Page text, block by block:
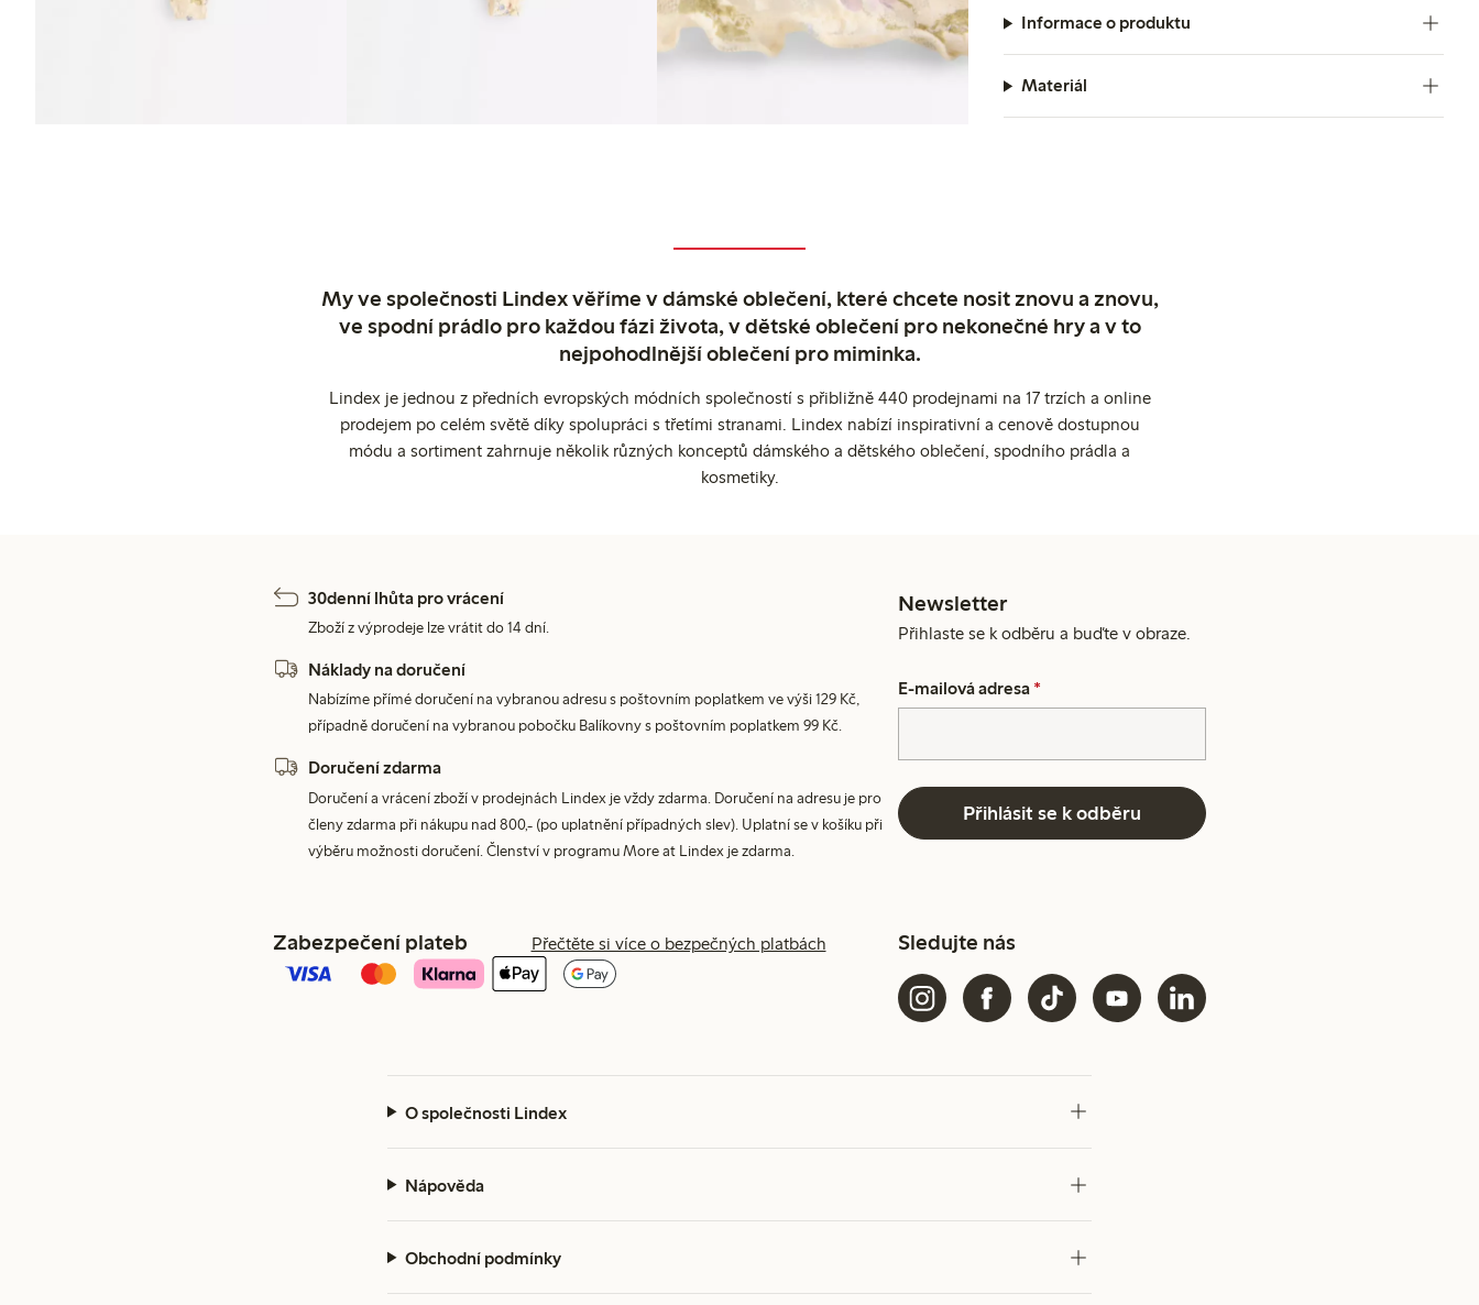
Informace o produktu
Materiál
My ve společnosti Lindex věříme v dámské oblečení, které chcete nosit znovu a znovu,
ve spodní prádlo pro každou fázi života, v dětské oblečení pro nekonečné hry a v to
nejpohodlnější oblečení pro miminka.
Lindex je jednou z předních evropských módních společností s přibližně 440 prodejnami na 17 trzích a online
prodejem po celém světě díky spolupráci s třetími stranami. Lindex nabízí inspirativní a cenově dostupnou
módu a sortiment zahrnuje několik různých konceptů dámského a dětského oblečení, spodního prádla a
kosmetiky.
30denní lhůta pro vrácení
Zboží z výprodeje lze vrátit do 14 dní.
Náklady na doručení
Nabízíme přímé doručení na vybranou adresu s poštovním poplatkem ve výši 129 Kč,
případně doručení na vybranou pobočku Balíkovny s poštovním poplatkem 99 Kč.
Doručení zdarma
Doručení a vrácení zboží v prodejnách Lindex je vždy zdarma. Doručení na adresu je pro
členy zdarma při nákupu nad 800,- (po uplatnění případných slev). Uplatní se v košíku při
výběru možnosti doručení. Členství v programu More at Lindex je zdarma.
Newsletter
Přihlaste se k odběru a buďte v obraze.
E-mailová adresa *
Přihlásit se k odběru
Zabezpečení plateb Přečtěte si více o bezpečných platbách Sledujte nás
O společnosti Lindex
Nápověda
Obchodní podmínky